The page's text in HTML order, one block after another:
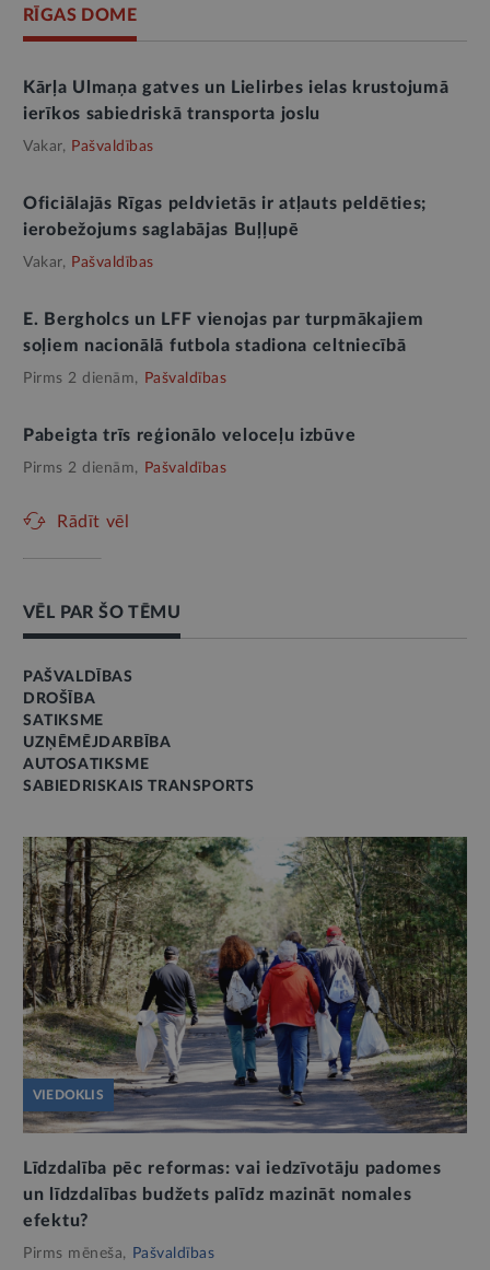
RĪGAS DOME
Kārļa Ulmaņa gatves un Lielirbes ielas krustojumā
ierīkos sabiedriskā transporta joslu
Vakar, Pašvaldības
Oficiālajās Rīgas peldvietās ir atļauts peldēties;
ierobežojums saglabājas Buļļupē
Vakar, Pašvaldības
E. Bergholcs un LFF vienojas par turpmākajiem
soļiem nacionālā futbola stadiona celtniecībā
Pirms 2 dienām, Pašvaldības
Pabeigta trīs reģionālo veloceļu izbūve
Pirms 2 dienām, Pašvaldības
Rādīt vēl
VĒL PAR ŠO TĒMU
PAŠVALDĪBAS
DROŠĪBA
SATIKSME
UZŅĒMĒJDARBĪBA
AUTOSATIKSME
SABIEDRISKAIS TRANSPORTS
VIEDOKLIS
Līdzdalība pēc reformas: vai iedzīvotāju padomes
un līdzdalības budžets palīdz mazināt nomales
efektu?
Pirms mēneša, Pašvaldības